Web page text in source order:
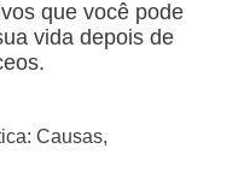
que você pode
vida depois de
Causas,